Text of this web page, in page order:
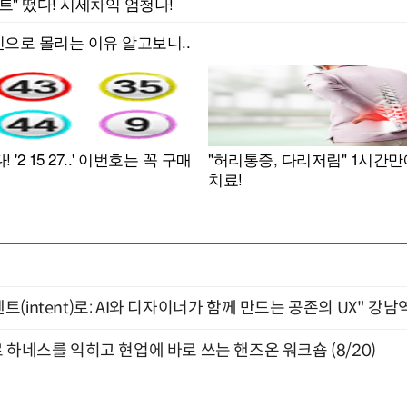
(intent)로: AI와 디자이너가 함께 만드는 공존의 UX" 강남
하네스를 익히고 현업에 바로 쓰는 핸즈온 워크숍 (8/20)